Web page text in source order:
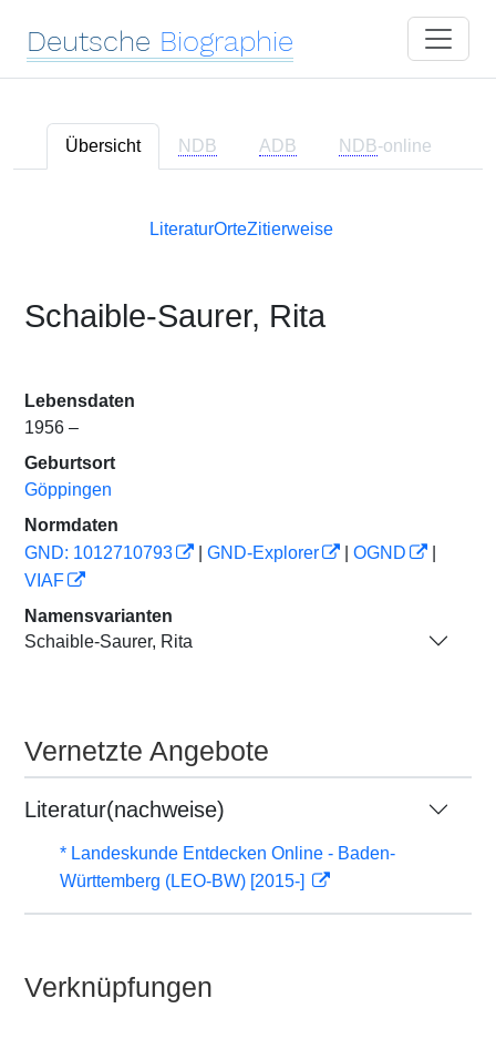
Deutsche Biographie
Übersicht NDB ADB NDB-online
LiteraturOrteZitierweise
Schaible-Saurer, Rita
Lebensdaten
1956 –
Geburtsort
Göppingen
Normdaten
GND: 1012710793
GND-Explorer OGND
VIAF
Namensvarianten
Schaible-Saurer, Rita
Vernetzte Angebote
Literatur(nachweise)
* Landeskunde Entdecken Online - Baden-
Württemberg (LEO-BW) [2015-]
Verknüpfungen